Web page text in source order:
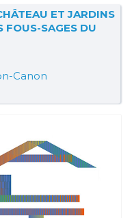
ET JARDINS
FOUS-SAGES DU
Canon